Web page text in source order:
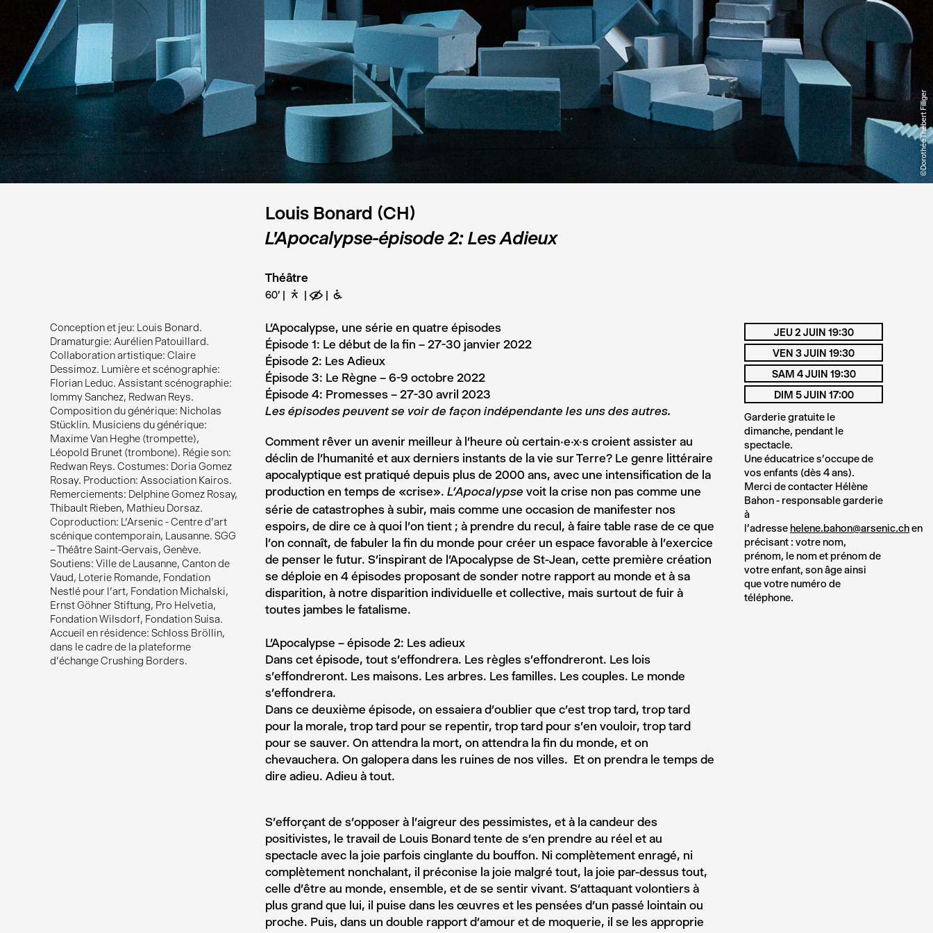
©Dorothée Thébert Filliger
Louis Bonard (CH)
L'Apocalypse-épisode 2: Les Adieux
Théâtre
60' D E B
Conception et jeu: Louis Bonard.
Dramaturgie: Aurélien Patouillard.
Collaboration artistique: Claire
Dessimoz. Lumière et scénographie:
Florian Leduc. Assistant scénographie:
Iommy Sanchez, Redwan Reys.
Composition du générique: Nicholas
Stücklin. Musiciens du générique:
Maxime Van Heghe (trompette),
Léopold Brunet (trombone). Régie son:
Redwan Reys. Costumes: Doria Gomez
Rosay. Production: Association Kairos.
Remerciements: Delphine Gomez Rosay,
Thibault Rieben, Mathieu Dorsaz.
Coproduction: L’Arsenic - Centre d’art
scénique contemporain, Lausanne. SGG
– Théâtre Saint-Gervais, Genève.
Soutiens: Ville de Lausanne, Canton de
Vaud, Loterie Romande, Fondation
Nestlé pour l’art, Fondation Michalski,
Ernst Göhner Stiftung, Pro Helvetia,
Fondation Wilsdorf, Fondation Suisa.
Accueil en résidence: Schloss Bröllin,
dans le cadre de la plateforme
d’échange Crushing Borders.
L’Apocalypse, une série en quatre épisodes
Épisode 1: Le début de la fin – 27-30 janvier 2022
Épisode 2: Les Adieux
Épisode 3: Le Règne – 6-9 octobre 2022
Épisode 4: Promesses – 27-30 avril 2023
Les épisodes peuvent se voir de façon indépendante les uns des autres.
Comment rêver un avenir meilleur à l’heure où certain·e·x·s croient assister au
déclin de l’humanité et aux derniers instants de la vie sur Terre? Le genre littéraire
apocalyptique est pratiqué depuis plus de 2000 ans, avec une intensification de la
production en temps de «crise». L’Apocalypse voit la crise non pas comme une
série de catastrophes à subir, mais comme une occasion de manifester nos
espoirs, de dire ce à quoi l’on tient ; à prendre du recul, à faire table rase de ce que
l’on connaît, de fabuler la fin du monde pour créer un espace favorable à l’exercice
de penser le futur. S’inspirant de l’Apocalypse de St-Jean, cette première création
se déploie en 4 épisodes proposant de sonder notre rapport au monde et à sa
disparition, à notre disparition individuelle et collective, mais surtout de fuir à
toutes jambes le fatalisme.
L’Apocalypse – épisode 2: Les adieux
Dans cet épisode, tout s’effondrera. Les règles s’effondreront. Les lois
s’effondreront. Les maisons. Les arbres. Les familles. Les couples. Le monde
s’effondrera.
Dans ce deuxième épisode, on essaiera d’oublier que c’est trop tard, trop tard
pour la morale, trop tard pour se repentir, trop tard pour s’en vouloir, trop tard
pour se sauver. On attendra la mort, on attendra la fin du monde, et on
chevauchera. On galopera dans les ruines de nos villes. Et on prendra le temps de
dire adieu. Adieu à tout.
S’efforçant de s’opposer à l’aigreur des pessimistes, et à la candeur des
positivistes, le travail de Louis Bonard tente de s’en prendre au réel et au
spectacle avec la joie parfois cinglante du bouffon. Ni complètement enragé, ni
complètement nonchalant, il préconise la joie malgré tout, la joie par-dessus tout,
celle d’être au monde, ensemble, et de se sentir vivant. S’attaquant volontiers à
plus grand que lui, il puise dans les œuvres et les pensées d’un passé lointain ou
proche. Puis, dans un double rapport d’amour et de moquerie, il se les approprie
JEU 2 JUIN 19:30
VEN 3 JUIN 19:30
SAM 4 JUIN 19:30
DIM 5 JUIN 17:00
Garderie gratuite le
dimanche, pendant le
spectacle.
Une éducatrice s’occupe de
vos enfants (dès 4 ans).
Merci de contacter Hélène
Bahon - responsable garderie
à
l’adresse helene.bahon@arsenic.chen
précisant : votre nom,
prénom, le nom et prénom de
votre enfant, son âge ainsi
que votre numéro de
téléphone.